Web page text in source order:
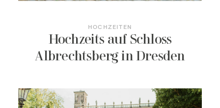
HOCHZEITEN
Hochzeits auf Schloss
Albrechtsberg in Dresden